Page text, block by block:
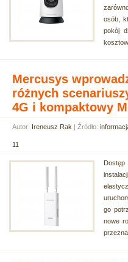
osób,
pokój
Mercusys
różnych
4G i kompaktowy
Autor: Ireneusz Rak | Źródło:
11
Dostęp
go
nowe